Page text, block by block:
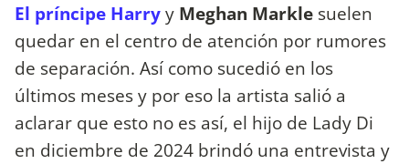
El príncipe Harryy Meghan Markle suelen
quedar en el centro de atención por rumores
de separación. Así como sucedió en los
últimos meses y por eso la artista salió a
aclarar que esto no es así, el hijo de Lady Di
en diciembre de 2024 brindó una entrevista y